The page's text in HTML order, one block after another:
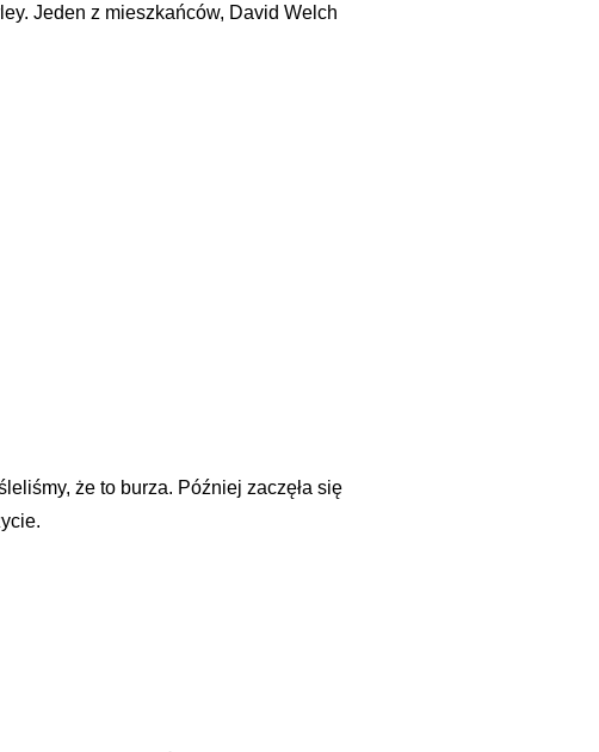
Jeden z mieszkańców, David Welch
że to burza. Później zaczęła się